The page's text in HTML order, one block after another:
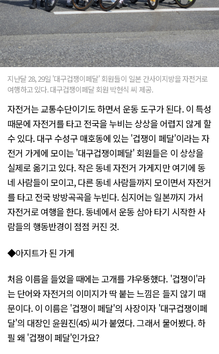
지난달 28, 29일 '대구겁쟁이페달' 회원들이 일본 간사이지방을 자전거로
여행하고 있다. 대구겁쟁이페달 회원 박현식 씨 제공.
자전거는 교통수단이기도 하면서 운동 도구가 된다. 이 특성
때문에 자전거를 타고 전국을 누비는 상상을 어렵지 않게 할
수 있다. 대구 수성구 매호동에 있는 '겁쟁이 페달'이라는 자
전거 가게에 모이는 '대구겁쟁이페달' 회원들은 이 상상을
실제로 옮기고 있다. 작은 동네 자전거 가게지만 여기에 동
네 사람들이 모이고, 다른 동네 사람들까지 모이면서 자전거
를 타고 전국 방방곡곡을 누빈다. 심지어는 일본까지 가서
자전거로 여행을 한다. 동네에서 운동 삼아 타기 시작한 사
람들의 행동반경이 점점 커진 것.
◆아지트가 된 가게
처음 이름을 들었을 때에는 고개를 갸우뚱했다. '겁쟁이'라
는 단어와 자전거의 이미지가 딱 붙는 느낌은 들지 않기 때
문이다. 이 이름은 '겁쟁이 페달'의 사장이자 '대구겁쟁이페
달'의 대장인 윤원진(45) 씨가 붙였다. 그래서 물어봤다. 하
필 왜 '겁쟁이 페달'인가요?